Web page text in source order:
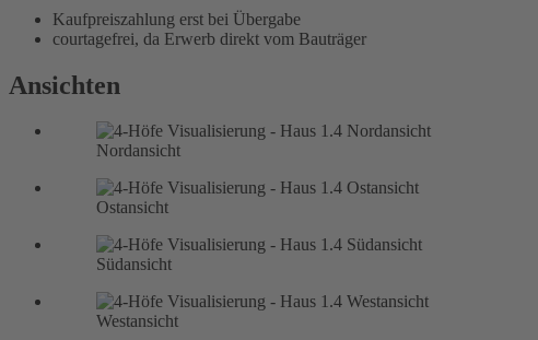
Kaufpreiszahlung erst bei Übergabe
courtagefrei, da Erwerb direkt vom Bauträger
Ansichten
Nordansicht
Ostansicht
Südansicht
Westansicht